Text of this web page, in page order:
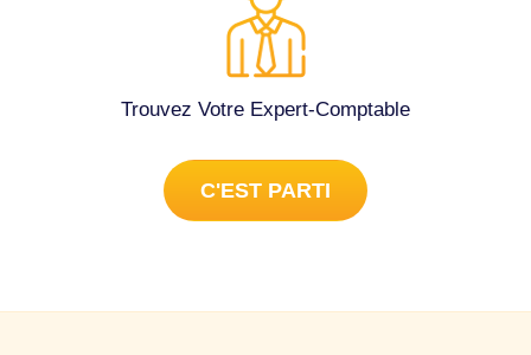
Trouvez Votre Expert-Comptable
C'EST PARTI